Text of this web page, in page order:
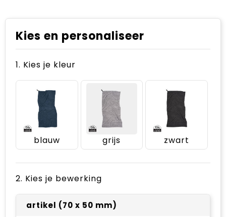
Kies en personaliseer
1. Kies je kleur
blauw grijs zwart
2. Kies je bewerking
artikel (70 x 50 mm)